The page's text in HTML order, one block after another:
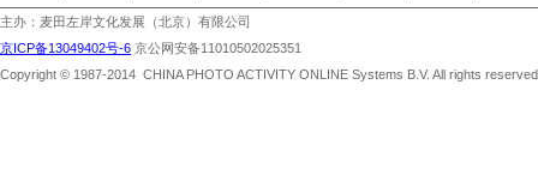
主办：麦田左岸文化发展（北京）有限公司
京ICP备13049402号-6 京公网安备11010502025351
Copyright © 1987-2014 CHINA PHOTO ACTIVITY ONLINE Systems B.V. All rights